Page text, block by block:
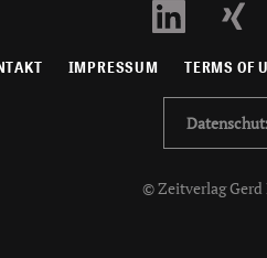
IMPRESSUM TERMS OF
© Zeitverlag Gerd